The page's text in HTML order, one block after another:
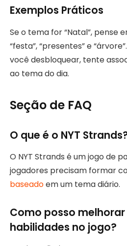
Exemplos Práticos
Se o tema for “Natal”, pense
“festa”, “presentes” e
você desbloquear, tente
ao tema do dia.
Seção de FAQ
O que é o NYT
O NYT Strands é um jogo de
jogadores precisam formar
baseadoem um tema diário.
Como posso
habilidades no jogo?